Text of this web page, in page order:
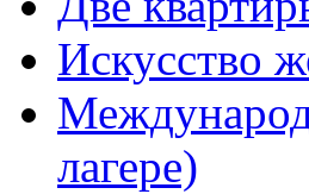
Искусство
лагере)